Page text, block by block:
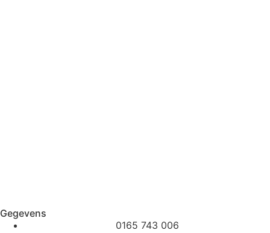
Gegevens
0165 743 006